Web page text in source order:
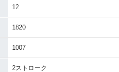
12
1820
1007
2ストローク